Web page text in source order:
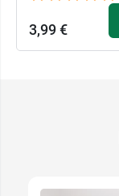
3,99 €